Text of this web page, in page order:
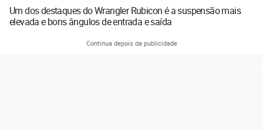
Um dos destaques do Wrangler Rubicon é a suspensão mais
elevada e bons ângulos de entrada e saída
Continua depois da publicidade